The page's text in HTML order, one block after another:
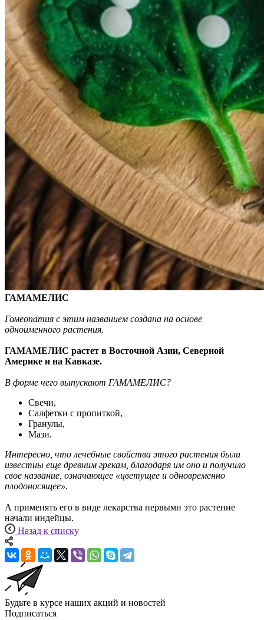
ГАМАМЕЛИС
Гомеопатия с этим названием создана на основе
одноименного растения.
ГАМАМЕЛИС растет в Восточной Азии, Северной
Америке и на Кавказе.
В форме чего выпускают ГАМАМЕЛИС?
Свечи,
Салфетки с пропиткой,
Гранулы,
Мази.
Интересно, что лечебные свойства этого растения были
известны еще древним грекам, благодаря им оно и получило
свое название, означающее «цветущее и одновременно
плодоносящее».
А применять его в виде лекарства первыми это растение
начали индейцы.
Назад к списку
Будьте в курсе наших акций и новостей
Подписаться